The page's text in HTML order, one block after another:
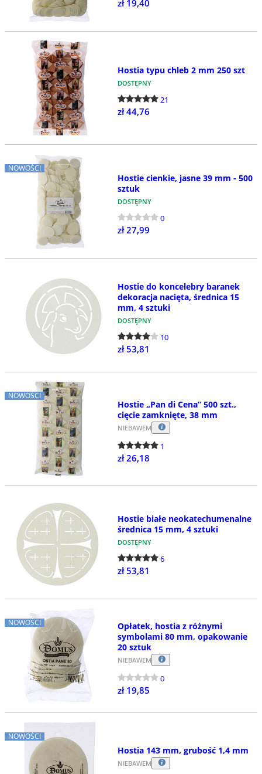
zł 19,40
Hostia typu chleb 2 mm 250 szt
DOSTĘPNY
21
zł 44,76
NOWOŚCI
Hostie cienkie, jasne 39 mm - 500
sztuk
DOSTĘPNY
0
zł 27,99
Hostie do koncelebry baranek
dekoracja nacięta, średnica 15
mm, 4 sztuki
DOSTĘPNY
10
zł 53,81
NOWOŚCI
Hostie „Pan di Cena” 500 szt.,
cięcie zamknięte, 38 mm
NIEBAWEM
1
zł 26,18
Hostie białe neokatechumenalne
średnica 15 mm, 4 sztuki
DOSTĘPNY
6
zł 53,81
NOWOŚCI
Opłatek, hostia z różnymi
symbolami 80 mm, opakowanie
20 sztuk
NIEBAWEM
0
zł 19,85
NOWOŚCI
Hostia 143 mm, grubość 1,4 mm
NIEBAWEM